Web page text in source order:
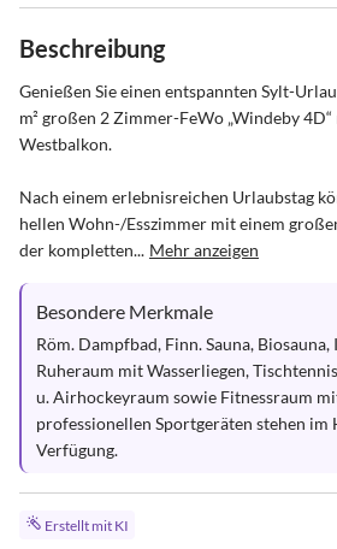
Beschreibung
Genießen Sie einen entspannten Sylt-
m² großen 2 Zimmer-FeWo „Windeby
Westbalkon.
Nach einem erlebnisreichen Urlaubstag
hellen Wohn-/Esszimmer mit einem
der kompletten... Mehr anzeigen
Besondere Merkmale
Röm. Dampfbad, Finn. Sauna,
Ruheraum mit Wasserliegen,
u. Airhockeyraum sowie Fitnessraum
professionellen Sportgeräten stehen im
Verfügung.
Erstellt mit KI